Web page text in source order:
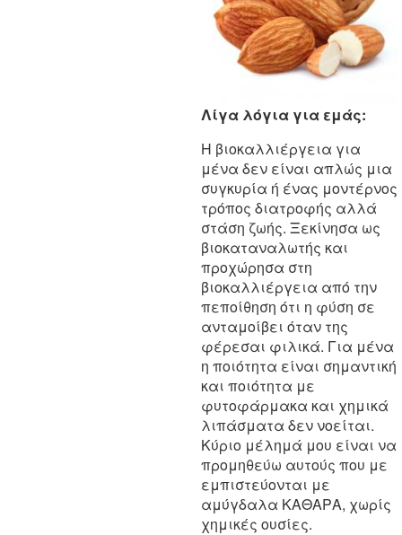
Λίγα λόγια για εμάς:
Η βιοκαλλιέργεια για
μένα δεν είναι απλώς μια
συγκυρία ή ένας μοντέρνος
τρόπος διατροφής αλλά
στάση ζωής. Ξεκίνησα ως
βιοκαταναλωτής και
προχώρησα στη
βιοκαλλιέργεια από την
πεποίθηση ότι η φύση σε
ανταμοίβει όταν της
φέρεσαι φιλικά. Για μένα
η ποιότητα είναι σημαντική
και ποιότητα με
φυτοφάρμακα και χημικά
λιπάσματα δεν νοείται.
Κύριο μέλημά μου είναι να
προμηθεύω αυτούς που με
εμπιστεύονται με
αμύγδαλα ΚΑΘΑΡΑ, χωρίς
χημικές ουσίες.